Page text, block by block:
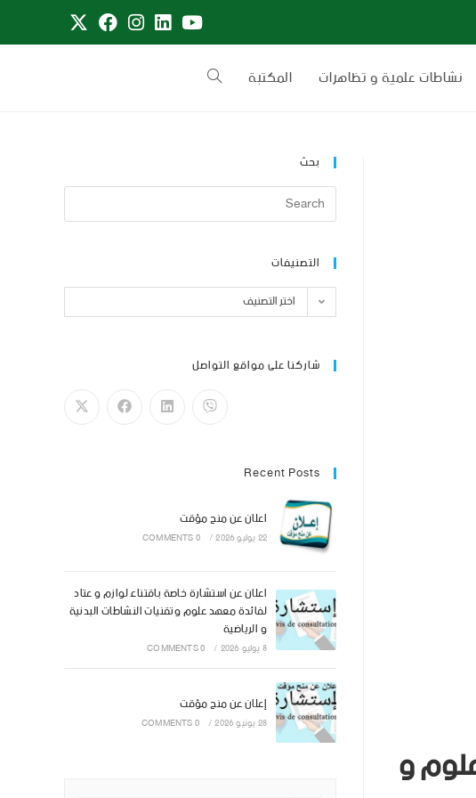
نشاطات علمية و تظاهرات المكتبة
و
بحث
التصنيفات
اختر التصنيف
شاركنا على مواقع التواصل
Recent Posts
اعلان عن منح مؤقت
22 يوليو 2026 /
0 COMMENTS
اعلان عن استشارة خاصة باقتناء لوازم و عتاد
لفائدة معهد علوم وتقنيات النشاطات البدنية
و الرياضية
8 يوليو 2026 /
0 COMMENTS
إعلان عن منح مؤقت
28 يونيو 2026 /
0 COMMENTS